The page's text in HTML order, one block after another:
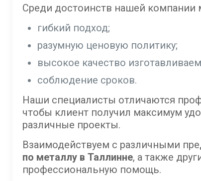
Среди достоинств нашей
гибкий подход;
разумную ценовую политику;
высокое качество
соблюдение сроков.
Наши специалисты отличаются
чтобы клиент получил максимум
различные проекты.
Взаимодействуем с различными
по металлу в Таллинне, а также
профессиональную помощь.